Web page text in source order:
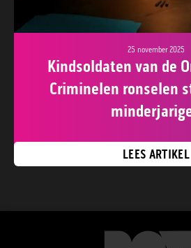
Kindsoldaten van de
Criminelen ronselen
25 november 2025
LEES ARTIKEL